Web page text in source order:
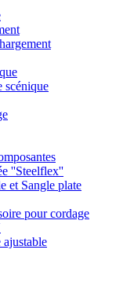
scénique
''Steelflex''
et Sangle plate
pour cordage
ajustable